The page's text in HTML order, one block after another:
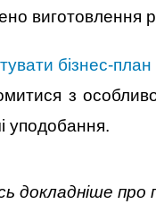
виготовлення
бізнес-план
з
уподобання.
докладніше про